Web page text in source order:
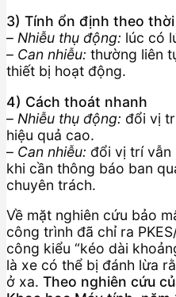
3) Tính ổn định theo
– Nhiễu thụ động: lúc có
– Can nhiễu: thường liên
thiết bị hoạt động.
4) Cách thoát nhanh
– Nhiễu thụ động: đổi vị
hiệu quả cao.
– Can nhiễu: đổi vị trí vẫn
khi cần thông báo ban
chuyên trách.
Về mặt nghiên cứu bảo
công trình đã chỉ ra
công kiểu “kéo dài
là xe có thể bị đánh lừa
ở xa. Theo nghiên cứu